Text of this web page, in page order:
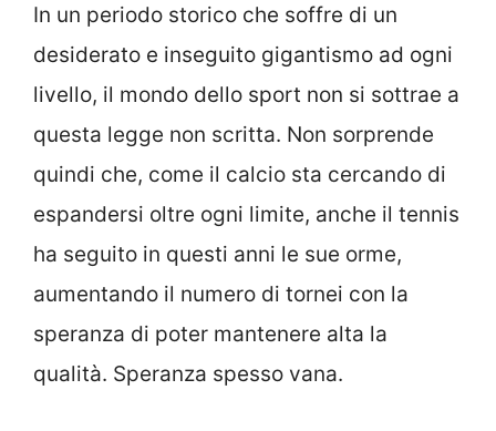
In un periodo storico che soffre di un
desiderato e inseguito gigantismo ad ogni
livello, il mondo dello sport non si sottrae a
questa legge non scritta. Non sorprende
quindi che, come il calcio sta cercando di
espandersi oltre ogni limite, anche il tennis
ha seguito in questi anni le sue orme,
aumentando il numero di tornei con la
speranza di poter mantenere alta la
qualità. Speranza spesso vana.